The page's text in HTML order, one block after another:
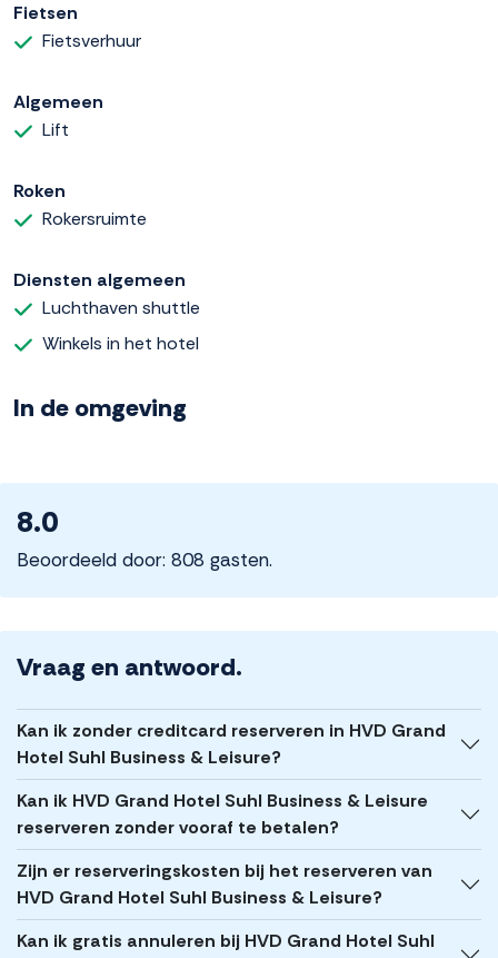
Fietsen
Fietsverhuur
Algemeen
Lift
Roken
Rokersruimte
Diensten algemeen
Luchthaven shuttle
Winkels in het hotel
In de omgeving
8.0
Beoordeeld door: 808 gasten.
Vraag en antwoord.
Kan ik zonder creditcard reserveren in HVD Grand
Hotel Suhl Business & Leisure?
Kan ik HVD Grand Hotel Suhl Business & Leisure
reserveren zonder vooraf te betalen?
Zijn er reserveringskosten bij het reserveren van
HVD Grand Hotel Suhl Business & Leisure?
Kan ik gratis annuleren bij HVD Grand Hotel Suhl